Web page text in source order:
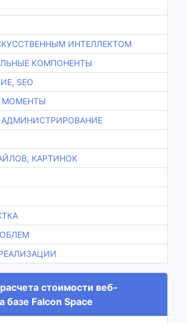
ИНТЕЛЛЕКТОМ
КОМПОНЕНТЫ
SEO
МОМЕНТЫ
КАРТИНОК
стоимости веб-
базе Falcon Space